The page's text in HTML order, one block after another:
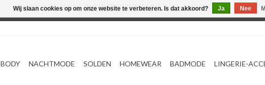
BODY NACHTMODE SOLDEN HOMEWEAR BADMODE LINGERIE-
Wij slaan cookies op om onze website te verbeteren. Is dat akkoord? Ja Nee
Webshop werkt met EU maten. .